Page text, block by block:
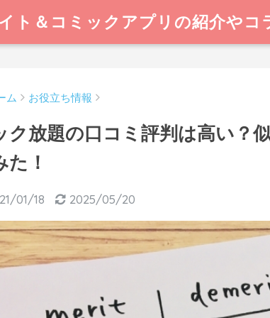
ト＆コミックアプリの紹介やコ
ム お役立ち情報
ク放題の口コミ評判は高い？
た！
01/18 2025/05/20